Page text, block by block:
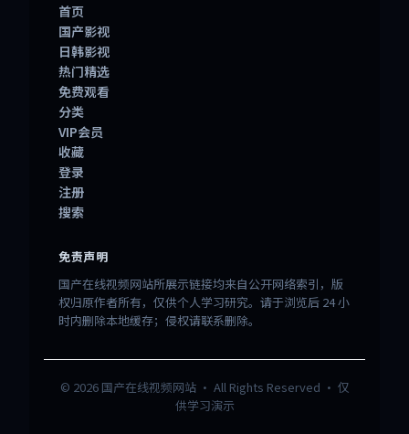
首页
国产影视
日韩影视
热门精选
免费观看
分类
VIP会员
收藏
登录
注册
搜索
免责声明
国产在线视频网站所展示链接均来自公开网络索引，版
权归原作者所有，仅供个人学习研究。请于浏览后 24 小
时内删除本地缓存；侵权请联系删除。
© 2026 国产在线视频网站· All Rights Reserved · 仅
供学习演示